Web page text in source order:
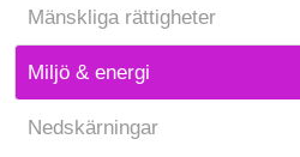
Mänskliga rättigheter
Miljö & energi
Nedskärningar